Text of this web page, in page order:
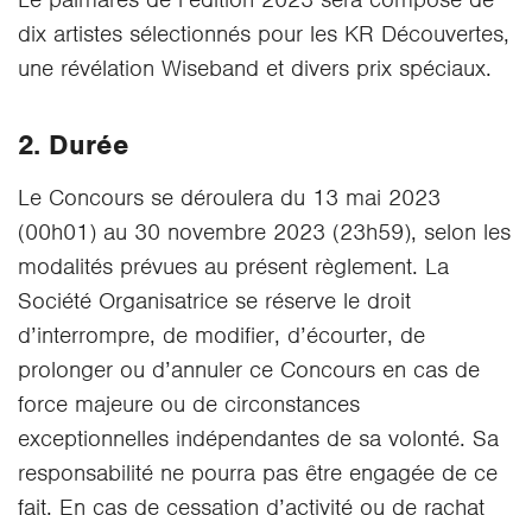
dix artistes sélectionnés pour les KR Découvertes,
une révélation Wiseband et divers prix spéciaux.
2. Durée
Le Concours se déroulera du 13 mai 2023
(00h01) au 30 novembre 2023 (23h59), selon les
modalités prévues au présent règlement. La
Société Organisatrice se réserve le droit
d’interrompre, de modifier, d’écourter, de
prolonger ou d’annuler ce Concours en cas de
force majeure ou de circonstances
exceptionnelles indépendantes de sa volonté. Sa
responsabilité ne pourra pas être engagée de ce
fait. En cas de cessation d’activité ou de rachat